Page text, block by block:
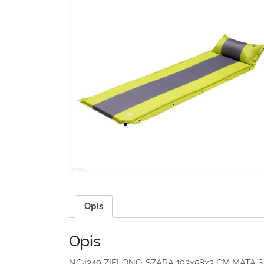
Opis
Opis